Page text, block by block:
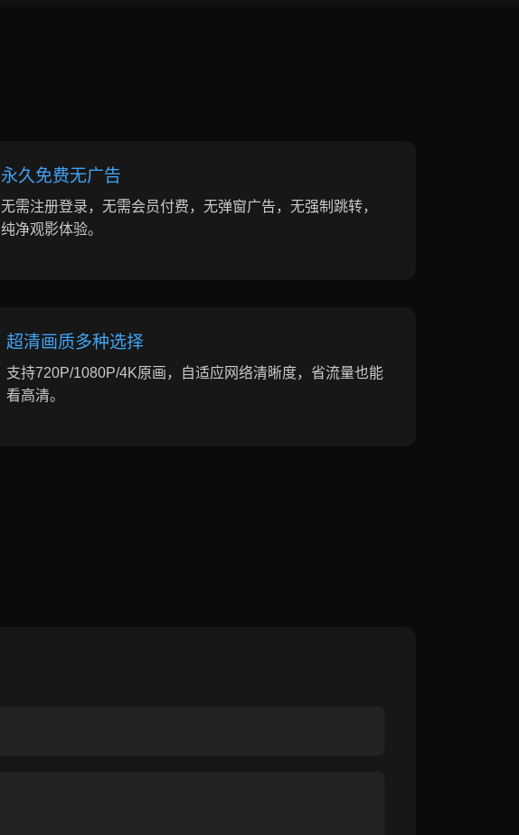
永久免费无广告
无需注册登录，无需会员付费，无弹窗广告，无强制跳转，
纯净观影体验。
超清画质多种选择
支持720P/1080P/4K原画，自适应网络清晰度，省流量也能
看高清。